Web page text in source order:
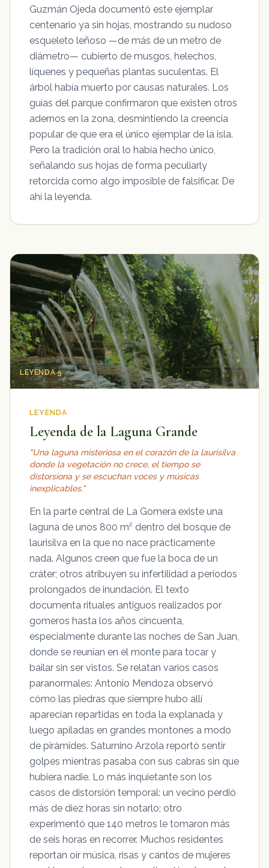
Guzmán Ojeda documentó este ejemplar
centenario ya sin hojas, mostrando su nudoso
esqueleto leñoso —de más de un metro de
diámetro— cubierto de musgos, helechos,
líquenes y pequeñas plantas suculentas. El
árbol había muerto por causas naturales. Los
guías del parque confirmaron que existen otros
adernos en la zona, desmintiendo la creencia
popular de que era el único ejemplar de la isla.
Pero la tradición oral lo había hecho único,
señalando sus hojas de forma peculiarly
retorcida como algo imposible de falsificar. De
ahí la leyenda.
LEYENDA 5
LEYENDA
Leyenda de la Laguna Grande
"Una laguna misteriosa en el corazón de la laurisilva
donde la vegetación no crece, el tiempo se
distorsiona y se escuchan voces y músicas
inexplicables."
En la parte central de La Gomera existe una
laguna de unos 800 m² dentro del bosque de
laurisilva en la que no nace prácticamente
nada. Algunos creen que fue la boca de un
cráter; otros atribuyen su infertilidad a períodos
prolongados de inundación. El texto
documenta rituales antiguos realizados por
gomeros hasta los años cincuenta,
especialmente durante las noches de San Juan,
donde se reunían en el monte para tocar y
bailar sin ser vistos. Se relatan varios casos
paranormales: Antonio Mendoza observó
cómo las piedras que siempre hubo allí
aparecían repartidas en toda la explanada y
luego apiladas en grandes montones a modo
de pirámides. Saturnino Arzola reportó sentir
golpes mientras pasaba con sus cabras sin que
hubiera nadie. Lo más inquietante son los
casos de distorsión temporal: un vecino perdió
más de diez horas sin notarlo; otro
experimentó que 140 metros le tomaron más
de seis horas en recorrer. Muchos residentes
reportan oír música, risas y cantos de mujeres